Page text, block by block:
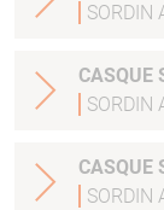
SORDIN
CASQUE
SORDIN
CASQUE
SORDIN